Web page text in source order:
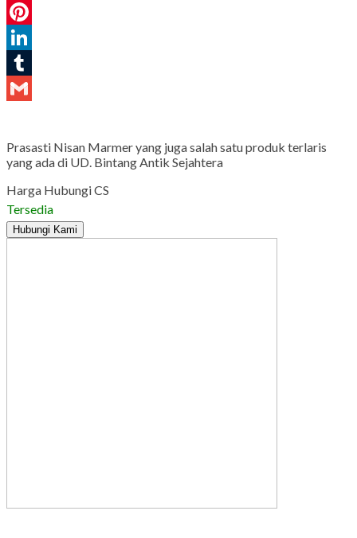
WhatsApp
Pinterest
LinkedIn
Tumblr
Prasasti Nisan Marmer yang juga salah satu produk terlaris
yang ada di UD. Bintang Antik Sejahtera
Harga Hubungi CS
Tersedia
Hubungi Kami